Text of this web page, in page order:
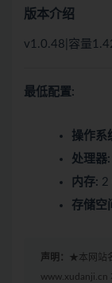
版本介绍
v1.0.48|容量
最低配置:
操作系
处理器:
内存: 2
存储空
声明： ★本网站
www.xudanji.cn